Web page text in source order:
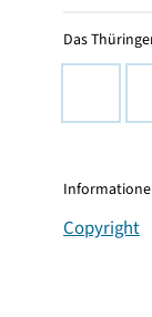
Das
Copyright